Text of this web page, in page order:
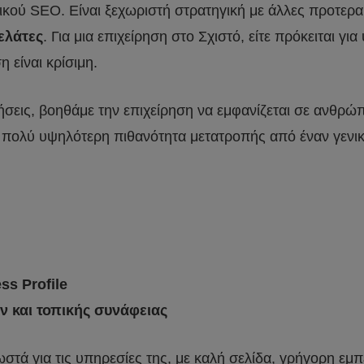
SEO. Είναι ξεχωριστή στρατηγική με άλλες
. Για μια επιχείρηση στο Σχιστό, είτε πρόκειται
κρίσιμη.
βοηθάμε την επιχείρηση να εμφανίζεται σε
υψηλότερη πιθανότητα μετατροπής από έναν
Profile
τοπικής συνάφειας
για τις υπηρεσίες της, με καλή σελίδα, γρήγορη